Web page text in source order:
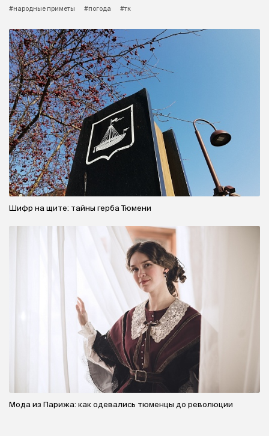
#народные приметы
#погода #тк
Шифр на щите: тайны герба Тюмени
Мода из Парижа: как одевались тюменцы до революции